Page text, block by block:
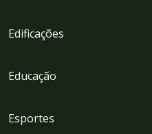
Edificações
Educação
Esportes